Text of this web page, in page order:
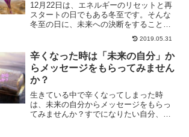
12月22日は、エネルギーのリセットと再
スタートの日でもある冬至です。そんな
冬至の日に、未来への決断をすることで
新しい春分を迎えることができます。冬
至の日に大切になってくることが決断を
することです。冬至の日にするべきこと
についてご紹介します。
2019.05.31
辛くなった時は「未来の自分」か
らメッセージをもらってみません
か？
生きている中で辛くなってしまった時
は、未来の自分からメッセージをもらっ
てみませんか？すでになりたい自分、あ